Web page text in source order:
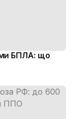
БПЛА: що